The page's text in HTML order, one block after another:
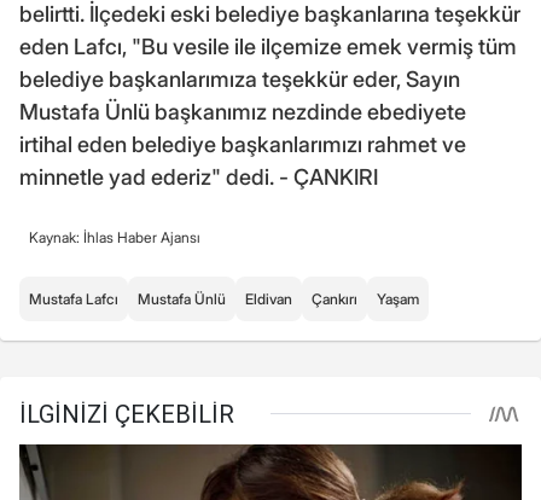
belirtti. İlçedeki eski belediye başkanlarına teşekkür
eden Lafcı, "Bu vesile ile ilçemize emek vermiş tüm
belediye başkanlarımıza teşekkür eder, Sayın
Mustafa Ünlü başkanımız nezdinde ebediyete
irtihal eden belediye başkanlarımızı rahmet ve
minnetle yad ederiz" dedi. - ÇANKIRI
Kaynak: İhlas Haber Ajansı
Mustafa Lafcı Mustafa Ünlü Eldivan Çankırı Yaşam